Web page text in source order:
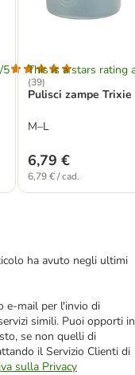
5 This is a stars rating
(39)
Pulisci zampe
M–L
6,79 €
6,79 € / cad.
ha avuto negli ultimi
e-mail per l'invio di
simili. Puoi opporti in
se non quelli di
il Servizio Clienti di
sulla Privacy